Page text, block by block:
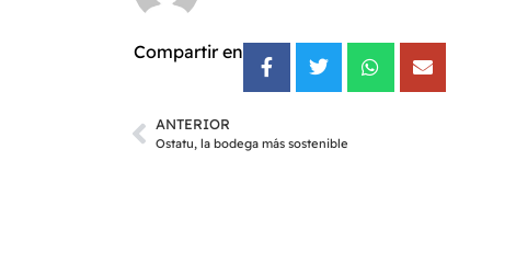
Compartir en
ANTERIOR
Ostatu, la bodega más sostenible